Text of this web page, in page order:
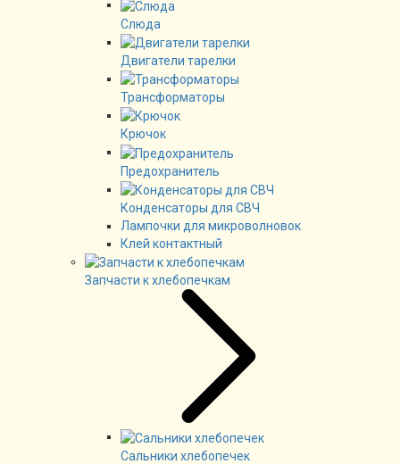
Слюда
Двигатели тарелки
Трансформаторы
Крючок
Предохранитель
Конденсаторы для СВЧ
Лампочки для микроволновок
Клей контактный
Запчасти к хлебопечкам
Сальники хлебопечек